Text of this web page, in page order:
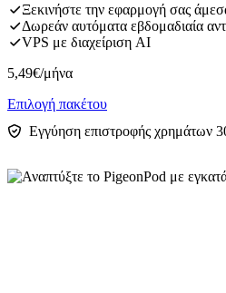
Ξεκινήστε την εφαρμογή σας
Δωρεάν αυτόματα εβδομαδιαία
VPS με διαχείριση AI
5,49€/μήνα
Επιλογή πακέτου
Εγγύηση επιστροφής χρημάτων